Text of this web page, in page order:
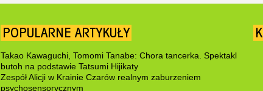
POPULARNE ARTYKUŁY
Takao Kawaguchi, Tomomi Tanabe: Chora tancerka. Spektakl
butoh na podstawie Tatsumi Hijikaty
Zespół Alicji w Krainie Czarów realnym zaburzeniem
psychosensorycznym